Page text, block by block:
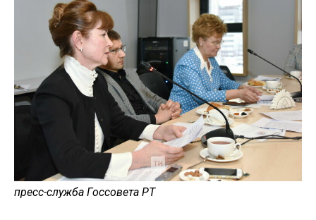
пресс-служба Госсовета РТ